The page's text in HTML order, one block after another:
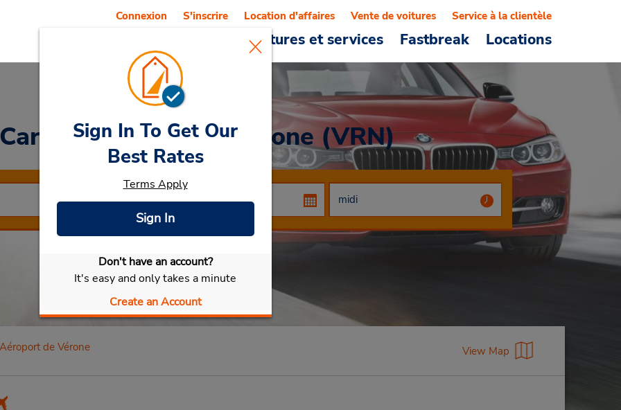
Voitures et services Fastbreak Locations
Connexion S'inscrire Location d'affaires Vente de voitures Service à la clientèle
at Aéroport de Vérone (VRN)
Sélectionner ma voiture
Sign In To Get Our
Best Rates
Terms Apply
Sign In
Don't have an account?
It's easy and only takes a minute
Create an Account
Aéroport de Vérone View Map